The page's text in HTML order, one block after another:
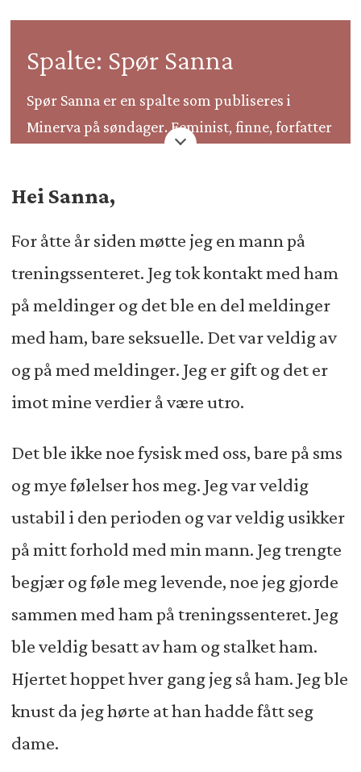
Spalte: Spør Sanna
Spør Sanna er en spalte som publiseres i
Minerva på søndager. Feminist, finne, forfatter
kjærlighet.
Hei Sanna,
For åtte år siden møtte jeg en mann på
treningssenteret. Jeg tok kontakt med ham
på meldinger og det ble en del meldinger
med ham, bare seksuelle. Det var veldig av
og på med meldinger. Jeg er gift og det er
imot mine verdier å være utro.
Det ble ikke noe fysisk med oss, bare på sms
og mye følelser hos meg. Jeg var veldig
ustabil i den perioden og var veldig usikker
på mitt forhold med min mann. Jeg trengte
begjær og føle meg levende, noe jeg gjorde
sammen med ham på treningssenteret. Jeg
ble veldig besatt av ham og stalket ham.
Hjertet hoppet hver gang jeg så ham. Jeg ble
knust da jeg hørte at han hadde fått seg
dame.